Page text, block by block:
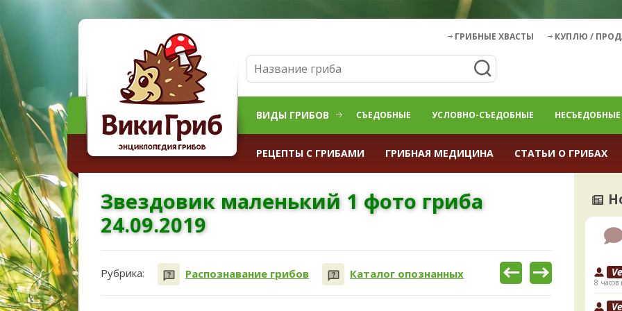
ГРИБНЫЕ ХВАСТЫ КУПЛЮ /
ВИДЫ ГРИБОВ СЪЕДОБНЫЕ УСЛОВНО-СЪЕДОБНЫЕ НЕСЪЕДОБНЫЕ
РЕЦЕПТЫ С ГРИБАМИ ГРИБНАЯ МЕДИЦИНА СТАТЬИ О ГРИБАХ
Звездовик маленький 1 фото гриба
24.09.2019
Рубрика: Распознавание грибов Каталог опознанных
8 часов